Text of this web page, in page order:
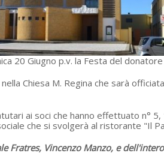
20 Giugno p.v. la Festa del
Chiesa M. Regina che sarà
ai soci che hanno effettuato n°
che si svolgerà al ristorante "Il
Fratres, Vincenzo Manzo, e